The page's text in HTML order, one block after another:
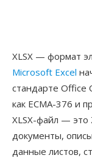
XLSX — формат
Microsoft Excel
стандарте Office
как ECMA-376 и
XLSX-файл —
документы,
данные листов,